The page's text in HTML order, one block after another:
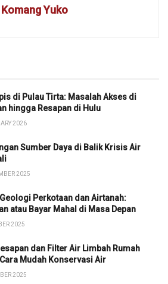
Komang Yuko
di Pulau Tirta: Masalah Akses di
hingga Resapan di Hulu
2026
Sumber Daya di Balik Krisis Air
2025
Perkotaan dan Airtanah:
atau Bayar Mahal di Masa Depan
2025
dan Filter Air Limbah Rumah
Mudah Konservasi Air
2025